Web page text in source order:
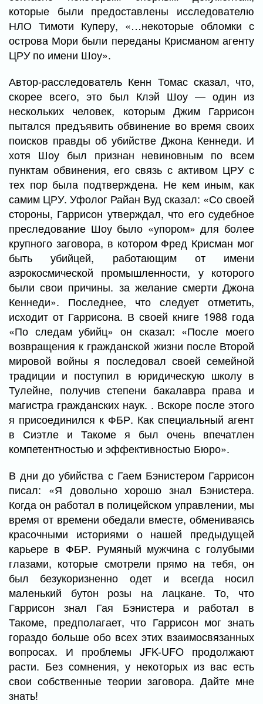
которые были предоставлены исследователю
НЛО Тимоти Куперу, «…некоторые обломки с
острова Мори были переданы Крисманом агенту
ЦРУ по имени Шоу».
Автор-расследователь Кенн Томас сказал, что,
скорее всего, это был Клэй Шоу — один из
нескольких человек, которым Джим Гаррисон
пытался предъявить обвинение во время своих
поисков правды об убийстве Джона Кеннеди. И
хотя Шоу был признан невиновным по всем
пунктам обвинения, его связь с активом ЦРУ с
тех пор была подтверждена. Не кем иным, как
самим ЦРУ. Уфолог Райан Вуд сказал: «Со своей
стороны, Гаррисон утверждал, что его судебное
преследование Шоу было «упором» для более
крупного заговора, в котором Фред Крисман мог
быть убийцей, работающим от имени
аэрокосмической промышленности, у которого
были свои причины. за желание смерти Джона
Кеннеди». Последнее, что следует отметить,
исходит от Гаррисона. В своей книге 1988 года
«По следам убийц» он сказал: «После моего
возвращения к гражданской жизни после Второй
мировой войны я последовал своей семейной
традиции и поступил в юридическую школу в
Тулейне, получив степени бакалавра права и
магистра гражданских наук. . Вскоре после этого
я присоединился к ФБР. Как специальный агент
в Сиэтле и Такоме я был очень впечатлен
компетентностью и эффективностью Бюро».
В дни до убийства с Гаем Бэнистером Гаррисон
писал: «Я довольно хорошо знал Бэнистера.
Когда он работал в полицейском управлении, мы
время от времени обедали вместе, обмениваясь
красочными историями о нашей предыдущей
карьере в ФБР. Румяный мужчина с голубыми
глазами, которые смотрели прямо на тебя, он
был безукоризненно одет и всегда носил
маленький бутон розы на лацкане. То, что
Гаррисон знал Гая Бэнистера и работал в
Такоме, предполагает, что Гаррисон мог знать
гораздо больше обо всех этих взаимосвязанных
вопросах. И проблемы JFK-UFO продолжают
расти. Без сомнения, у некоторых из вас есть
свои собственные теории заговора. Дайте мне
знать!